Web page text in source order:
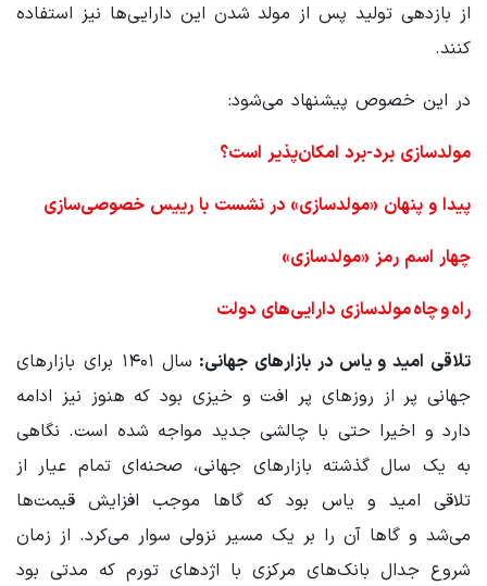
از بازدهی تولید پس از مولد شدن این دارایی‌ها نیز استفاده
کنند.
در این خصوص پیشنهاد می‌شود:
مولدسازی برد-برد امکان‌پذیر است؟
پیدا و پنهان «مولدسازی» در نشست با رییس خصوصی‌سازی
چهار اسم رمز «مولدسازی»
راه و چاه مولدسازی دارایی‌های دولت
تلاقی امید و یاس در بازارهای جهانی:
سال ۱۴۰۱ برای بازارهای
جهانی پر از روزهای پر افت و خیزی بود که هنوز نیز ادامه
دارد و اخیرا حتی با چالشی جدید مواجه شده است. نگاهی
به یک سال گذشته بازارهای جهانی، صحنه‌ای تمام عیار از
تلاقی امید و یاس بود که گاها موجب افزایش قیمت‌ها
می‌شد و گاها آن را بر یک مسیر نزولی سوار می‌کرد. از زمان
شروع جدال بانک‌های مرکزی با اژدهای تورم که مدتی بود